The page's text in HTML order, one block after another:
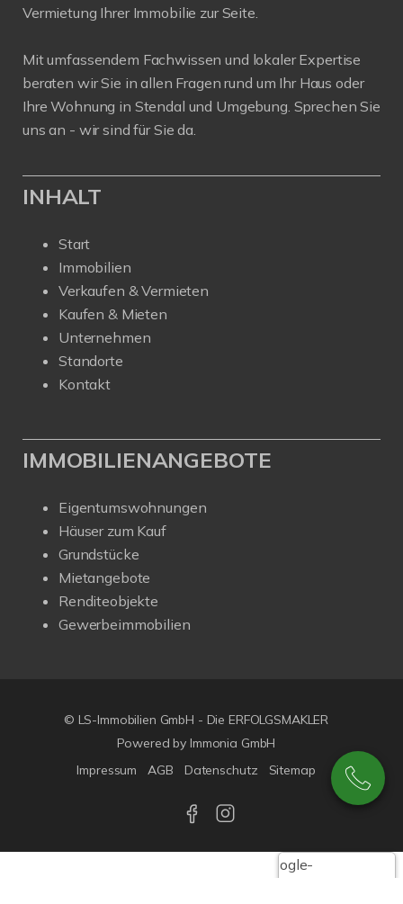
Vermietung Ihrer Immobilie zur Seite.
Mit umfassendem Fachwissen und lokaler Expertise
beraten wir Sie in allen Fragen rund um Ihr Haus oder
Ihre Wohnung in Stendal und Umgebung. Sprechen Sie
uns an - wir sind für Sie da.
INHALT
Start
Immobilien
Verkaufen & Vermieten
Kaufen & Mieten
Unternehmen
Standorte
Kontakt
IMMOBILIENANGEBOTE
Eigentumswohnungen
Häuser zum Kauf
Grundstücke
Mietangebote
Renditeobjekte
Gewerbeimmobilien
© LS-Immobilien GmbH - Die ERFOLGSMAKLER
Powered by Immonia GmbH
Impressum
AGB Datenschutz Sitemap
Google-